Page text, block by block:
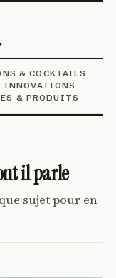
& COCKTAILS
INNOVATIONS
& PRODUITS
il parle
sujet pour en